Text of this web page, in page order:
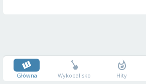
Główna Wykopalisko Hity